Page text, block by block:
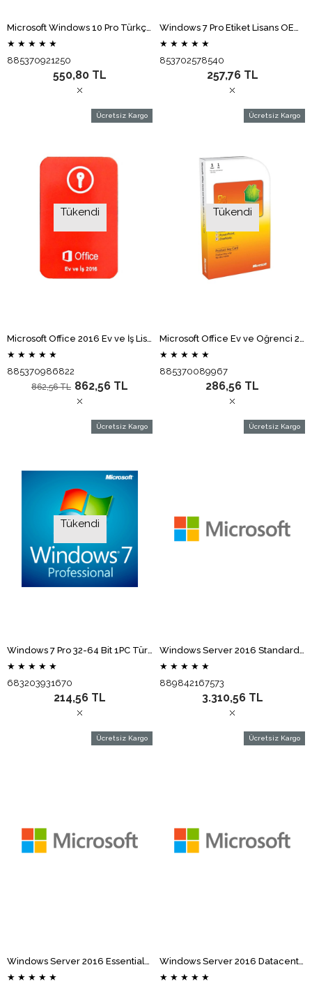
★ ★ ★ ★ ★
885370921250
550,80 TL
★ ★ ★ ★ ★
853702578540
257,76 TL
Tükendi
Microsoft Office 2016 Ev ve İş Lisans Kartı X20-34351-01
★ ★ ★ ★ ★
885370986822
862,56 TL
862,56 TL
Ücretsiz Kargo
Tükendi
Microsoft Office Ev ve Öğrenci 2010 79G-02532
★ ★ ★ ★ ★
885370089967
286,56 TL
Ücretsiz Kargo
Tükendi
★ ★ ★ ★ ★
683203931670
214,56 TL
Ücretsiz Kargo
★ ★ ★ ★ ★
889842167573
3.310,56 TL
Ücretsiz Kargo
Windows Server 2016 Essentials 25 Kullanıcı 64Bit OEM G3S-01045 (Elektronik Lisans)
★ ★ ★ ★ ★
Ücretsiz Kargo
Windows Server 2016 Datacenter 16 Core OEM P71-08651 (Elektronik Lisans)
★ ★ ★ ★ ★
Ücretsiz Kargo